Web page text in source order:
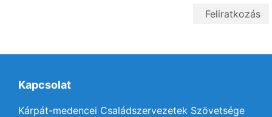
Kapcsolat
Kárpát-medencei Családszervezetek Szövetsége